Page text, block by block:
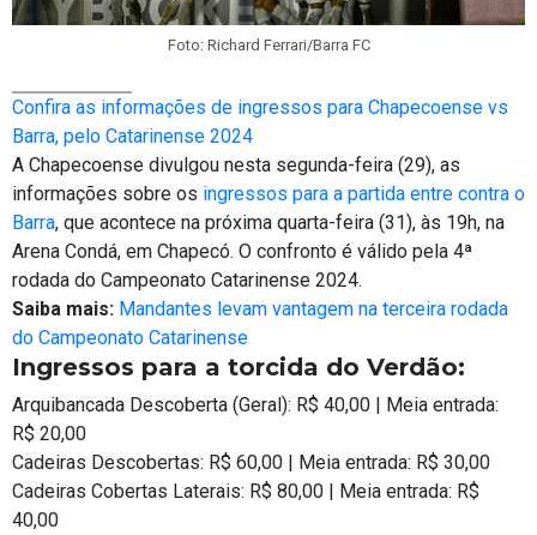
Foto: Richard Ferrari/Barra FC
Confira as informações de ingressos para Chapecoense vs
Barra, pelo Catarinense 2024
A Chapecoense divulgou nesta segunda-feira (29), as
informações sobre os ingressos para a partida entre contra o
Barra, que acontece na próxima quarta-feira (31), às 19h, na
Arena Condá, em Chapecó. O confronto é válido pela 4ª
rodada do Campeonato Catarinense 2024.
Saiba mais: Mandantes levam vantagem na terceira rodada
do Campeonato Catarinense
Ingressos para a torcida do Verdão:
Arquibancada Descoberta (Geral): R$ 40,00 | Meia entrada:
R$ 20,00
Cadeiras Descobertas: R$ 60,00 | Meia entrada: R$ 30,00
Cadeiras Cobertas Laterais: R$ 80,00 | Meia entrada: R$
40,00